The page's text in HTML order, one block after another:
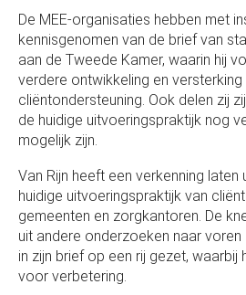
De MEE-organisaties hebben met
kennisgenomen van de brief van
aan de Tweede Kamer, waarin hij
verdere ontwikkeling en versterking
cliëntondersteuning. Ook delen zij
de huidige uitvoeringspraktijk nog
mogelijk zijn.
Van Rijn heeft een verkenning laten
huidige uitvoeringspraktijk van
gemeenten en zorgkantoren. De
uit andere onderzoeken naar voren
in zijn brief op een rij gezet,
voor verbetering.